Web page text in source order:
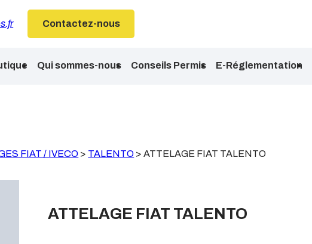
Contactez-nous
Qui sommes-nous Conseils Permis E-Réglementation
FIAT / IVECO > TALENTO >ATTELAGE FIAT TALENTO
ATTELAGE FIAT TALENTO